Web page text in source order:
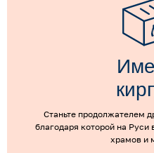
Станьте продолжателем
благодаря которой на
храмов и